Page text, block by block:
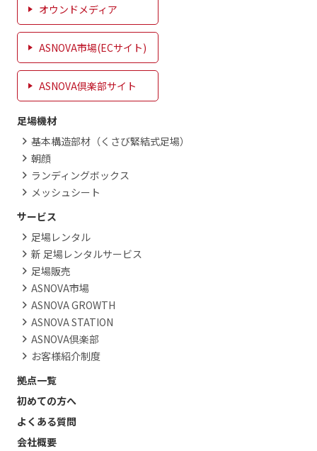
オウンドメディア
ASNOVA市場(ECサイト)
ASNOVA倶楽部サイト
足場機材
基本構造部材（くさび緊結式足場）
朝顔
ランディングボックス
メッシュシート
サービス
足場レンタル
新 足場レンタルサービス
足場販売
ASNOVA市場
ASNOVA GROWTH
ASNOVA STATION
ASNOVA倶楽部
お客様紹介制度
拠点一覧
初めての方へ
よくある質問
会社概要